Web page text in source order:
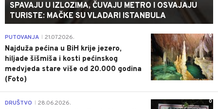
SPAVAJU U IZLOZIMA, ČUVAJU METRO I OSVAJAJU
TURISTE: MAČKE SU VLADARI ISTANBULA
0
PUTOVANJA 21.07.2026.
Najduža pećina u BiH krije jezero,
hiljade šišmiša i kosti pećinskog
medvjeda stare više od 20.000 godina
(Foto)
0
DRUŠTVO 28.06.2026.